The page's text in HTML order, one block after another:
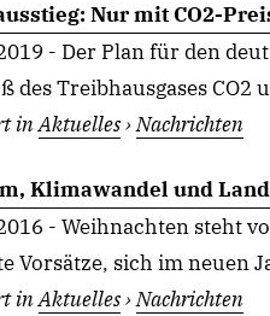
Nur mit CO2-
- Der Plan für den
des Treibhausgases
inAktuelles›Nachrichten
Klimawandel und
- Weihnachten steht
Vorsätze, sich im neuen
inAktuelles›Nachrichten